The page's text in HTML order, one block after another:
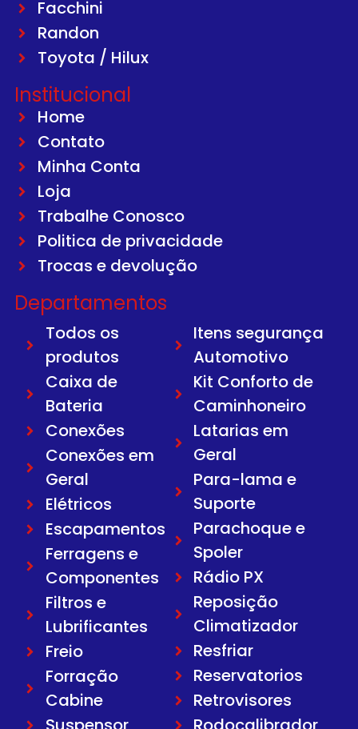
Facchini
Randon
Toyota / Hilux
Institucional
Home
Contato
Minha Conta
Loja
Trabalhe Conosco
Politica de privacidade
Trocas e devolução
Departamentos
Todos os
produtos
Caixa de
Bateria
Conexões
Conexões em
Geral
Elétricos
Escapamentos
Ferragens e
Componentes
Filtros e
Lubrificantes
Freio
Forração
Cabine
Itens segurança
Automotivo
Kit Conforto de
Caminhoneiro
Latarias em
Geral
Para-lama e
Suporte
Parachoque e
Spoler
Rádio PX
Reposição
Climatizador
Resfriar
Reservatorios
Retrovisores